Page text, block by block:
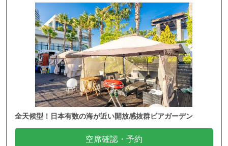
全天候型！日本有数の海が近い開放感抜群ビアガーデン
空席確認・予約